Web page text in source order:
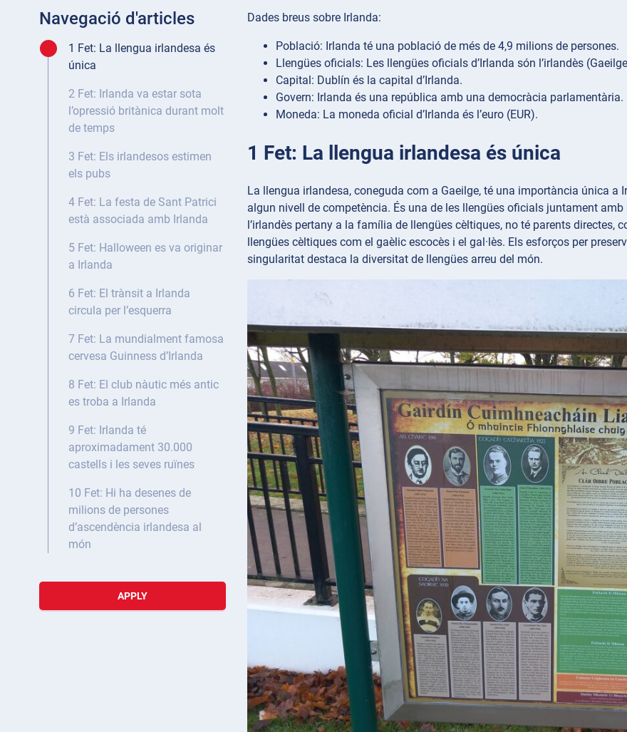
Navegació d'articles
1 Fet: La llengua irlandesa és
única
2 Fet: Irlanda va estar sota
l’opressió britànica durant molt
de temps
3 Fet: Els irlandesos estimen
els pubs
4 Fet: La festa de Sant Patrici
està associada amb Irlanda
5 Fet: Halloween es va originar
a Irlanda
6 Fet: El trànsit a Irlanda
circula per l’esquerra
7 Fet: La mundialment famosa
cervesa Guinness d’Irlanda
8 Fet: El club nàutic més antic
es troba a Irlanda
9 Fet: Irlanda té
aproximadament 30.000
castells i les seves ruïnes
10 Fet: Hi ha desenes de
milions de persones
d’ascendència irlandesa al
món
APPLY
Dades breus sobre Irlanda:
Població: Irlanda té una població de més de 4,9 milions de persones.
Llengües oficials: Les llengües oficials d’Irlanda són l’irlandès
Capital: Dublín és la capital d’Irlanda.
Govern: Irlanda és una república amb una democràcia parlamentària.
Moneda: La moneda oficial d’Irlanda és l’euro (EUR).
1 Fet: La llengua irlandesa és única
La llengua irlandesa, coneguda com a Gaeilge, té una importància única a
algun nivell de competència. És una de les llengües oficials juntament
l’irlandès pertany a la família de llengües cèltiques, no té parents
llengües cèltiques com el gaèlic escocès i el gal·lès. Els esforços per
singularitat destaca la diversitat de llengües arreu del món.